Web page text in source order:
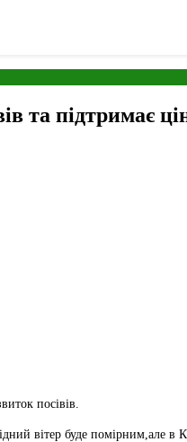
та підтримає
посівів.
вітер буде помірним,але